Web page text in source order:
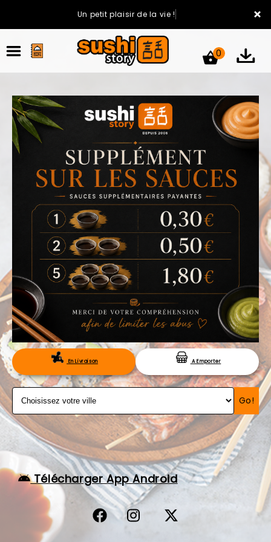
×
Un petit plaisir de la vie !
ACCUEIL
LA CARTE
VOTRE COMPTE
NOTRE RESTAURANT
VOS AVIS
MENTIONS LÉGALES
C.G.V
RÉSERVATION
0
En Livraison A Emporter
Go!
Télécharger App Android